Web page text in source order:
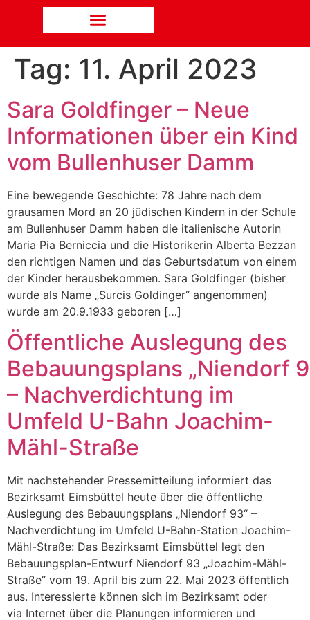
Tag: 11. April 2023
Sara Goldfinger – Neue
Informationen über ein Kind
vom Bullenhuser Damm
Eine bewegende Geschichte: 78 Jahre nach dem
grausamen Mord an 20 jüdischen Kindern in der Schule
am Bullenhuser Damm haben die italienische Autorin
Maria Pia Berniccia und die Historikerin Alberta Bezzan
den richtigen Namen und das Geburtsdatum von einem
der Kinder herausbekommen. Sara Goldfinger (bisher
wurde als Name „Surcis Goldinger“ angenommen)
wurde am 20.9.1933 geboren […]
Öffentliche Auslegung des
Bebauungsplans „Niendorf
– Nachverdichtung im
Umfeld U-Bahn Joachim-
Mähl-Straße
Mit nachstehender Pressemitteilung informiert das
Bezirksamt Eimsbüttel heute über die öffentliche
Auslegung des Bebauungsplans „Niendorf 93“ –
Nachverdichtung im Umfeld U-Bahn-Station Joachim-
Mähl-Straße: Das Bezirksamt Eimsbüttel legt den
Bebauungsplan-Entwurf Niendorf 93 „Joachim-Mähl-
Straße“ vom 19. April bis zum 22. Mai 2023 öffentlich
aus. Interessierte können sich im Bezirksamt oder
via Internet über die Planungen informieren und